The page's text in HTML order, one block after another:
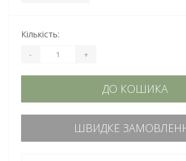
Кількість:
- +
ДО КОШИКА
ШВИДКЕ